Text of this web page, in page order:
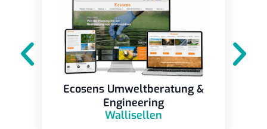
Ecosens Umweltberatung &
Engineering
Wallisellen